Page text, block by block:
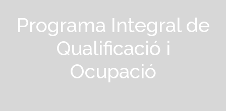
Programa Integral de
Qualificació i
Ocupació